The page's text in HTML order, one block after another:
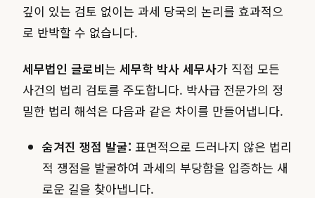
깊이 있는 검토 없이는 과세 당국의 논리를 효과적으
로 반박할 수 없습니다.
세무법인 글로비는 세무학 박사 세무사가 직접 모든
사건의 법리 검토를 주도합니다. 박사급 전문가의 정
밀한 법리 해석은 다음과 같은 차이를 만들어냅니다.
숨겨진 쟁점 발굴: 표면적으로 드러나지 않은 법리
적 쟁점을 발굴하여 과세의 부당함을 입증하는 새
로운 길을 찾아냅니다.